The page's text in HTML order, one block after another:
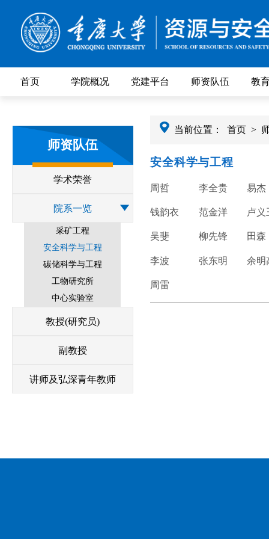
首页 学院概况 党建平台 师资队伍 教
师资队伍
学术荣誉
院系一览
采矿工程
安全科学与工程
碳储科学与工程
工物研究所
中心实验室
教授(研究员)
副教授
讲师及弘深青年教师
当前位置： 首页 >
安全科学与工程
周哲 李全贵 易杰
钱韵衣 范金洋 卢义
吴斐 柳先锋 田森
李波 张东明 余明
周雷